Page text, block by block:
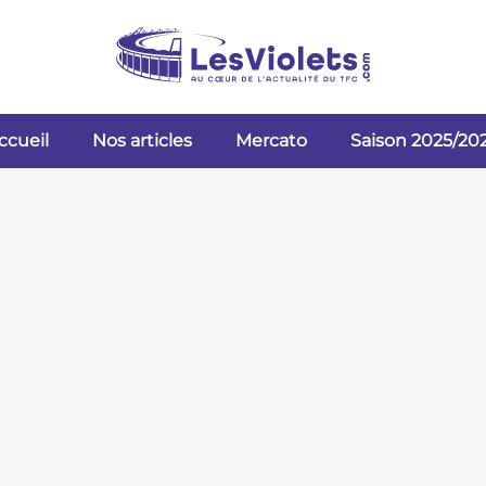
Nos articles Mercato Saison 2025/